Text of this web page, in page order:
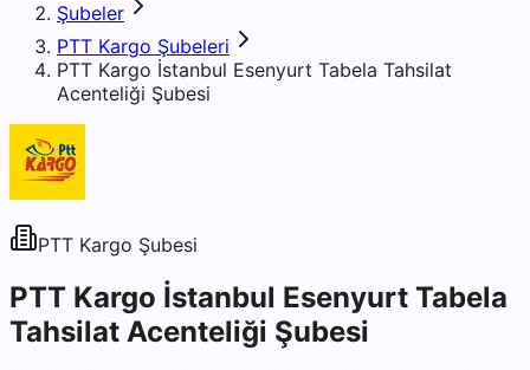
Şubeler
PTT Kargo Şubeleri
PTT Kargo İstanbul Esenyurt Tabela Tahsilat
Acenteliği Şubesi
PTT Kargo Şubesi
PTT Kargo İstanbul Esenyurt Tabela
Tahsilat Acenteliği Şubesi